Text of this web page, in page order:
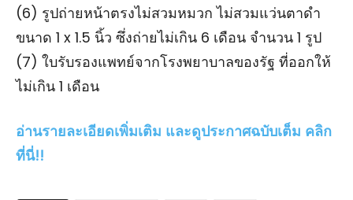
(6) รูปถ่ายหน้าตรงไม่สวมหมวก ไม่สวมแว่นตาดํา
ขนาด 1 x 1.5 นิ้ว ซึ่งถ่ายไม่เกิน 6 เดือน จํานวน 1 รูป
(7) ใบรับรองแพทย์จากโรงพยาบาลของรัฐ ที่ออกให้
ไม่เกิน 1 เดือน
อ่านรายละเอียดเพิ่มเติม และดูประกาศฉบับเต็ม คลิก
ที่นี่!!